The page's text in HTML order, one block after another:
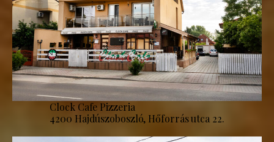
Clock Cafe Pizzeria
4200 Hajdúszoboszló, Hőforrás utca 22.